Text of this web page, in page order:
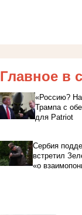
Главное в
«Россию?
Трампа с
для Patriot
Сербия
встретил
«о